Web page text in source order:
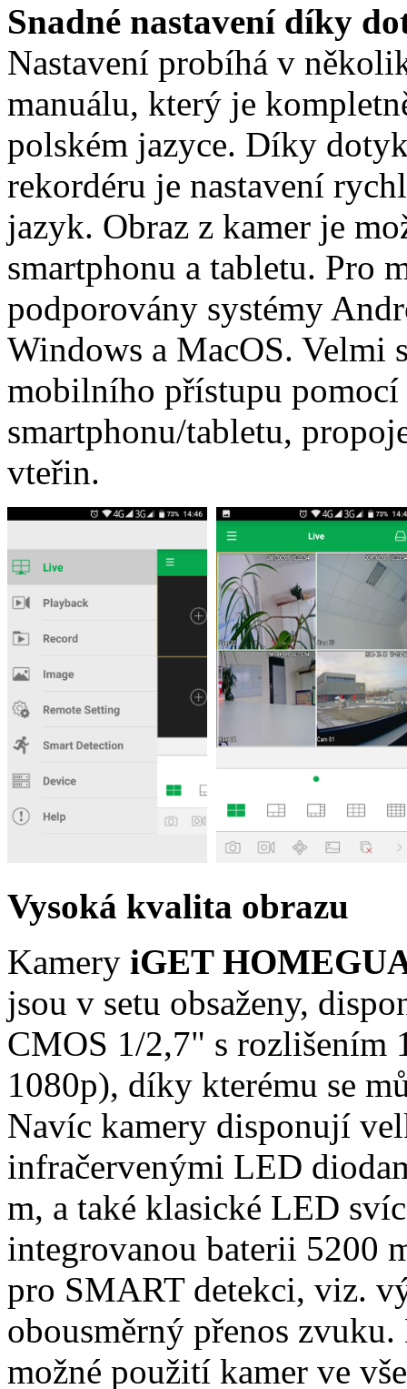
Snadné nastavení díky
Nastavení probíhá v
manuálu, který je
polském jazyce. Díky
rekordéru je nastavení
jazyk. Obraz z kamer je
smartphonu a tabletu. Pro
podporovány systémy
Windows a MacOS. Velmi
mobilního přístupu
smartphonu/tabletu,
vteřin.
Vysoká kvalita obrazu
Kamery iGET
jsou v setu obsaženy,
CMOS 1/2,7" s rozlišením
1080p), díky kterému se
Navíc kamery disponují
infračervenými LED
m, a také klasické LED
integrovanou baterii 5200
pro SMART detekci, viz.
obousměrný přenos
možné použití kamer ve